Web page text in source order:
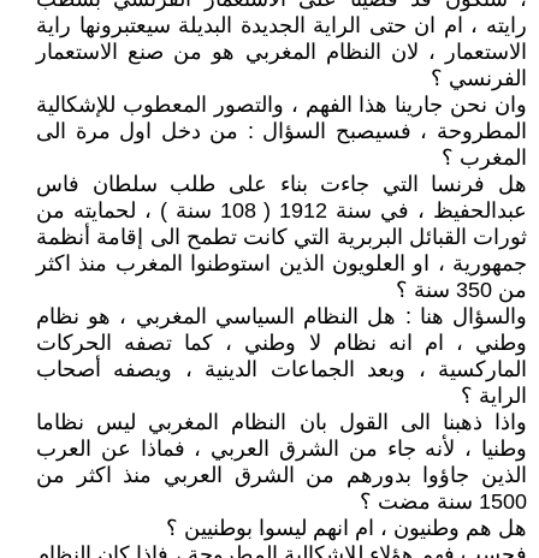
رايته ، ام ان حتى الراية الجديدة البديلة سيعتبرونها راية
الاستعمار ، لان النظام المغربي هو من صنع الاستعمار
الفرنسي ؟
وان نحن جارينا هذا الفهم ، والتصور المعطوب للإشكالية
المطروحة ، فسيصبح السؤال : من دخل اول مرة الى
المغرب ؟
هل فرنسا التي جاءت بناء على طلب سلطان فاس
عبدالحفيظ ، في سنة 1912 ( 108 سنة ) ، لحمايته من
ثورات القبائل البربرية التي كانت تطمح الى إقامة أنظمة
جمهورية ، او العلويون الذين استوطنوا المغرب منذ اكثر
من 350 سنة ؟
والسؤال هنا : هل النظام السياسي المغربي ، هو نظام
وطني ، ام انه نظام لا وطني ، كما تصفه الحركات
الماركسية ، وبعد الجماعات الدينية ، ويصفه أصحاب
الراية ؟
واذا ذهبنا الى القول بان النظام المغربي ليس نظاما
وطنيا ، لأنه جاء من الشرق العربي ، فماذا عن العرب
الذين جاؤوا بدورهم من الشرق العربي منذ اكثر من
1500 سنة مضت ؟
هل هم وطنيون ، ام انهم ليسوا بوطنيين ؟